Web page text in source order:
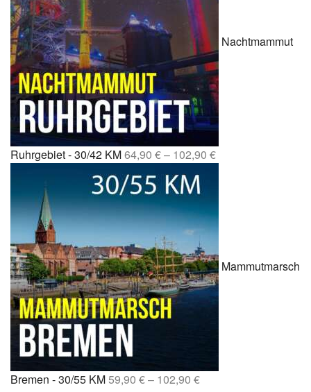
Nachtmammut
Ruhrgebiet - 30/42 KM64,90 €– 102,90 €
Mammutmarsch
Bremen - 30/55 KM59,90 €– 102,90 €